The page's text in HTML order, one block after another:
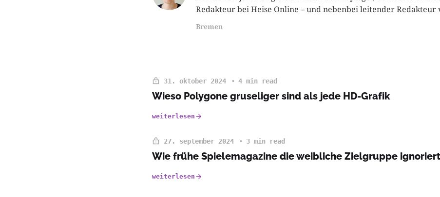
Redakteur bei Heise Online – und nebenbei leitender Redakteur
Bremen
31. oktober 2024 4 min read
Wieso Polygone gruseliger sind als jede HD-Grafik
weiterlesen
27. september 2024 3 min read
Wie frühe Spielemagazine die weibliche Zielgruppe
weiterlesen